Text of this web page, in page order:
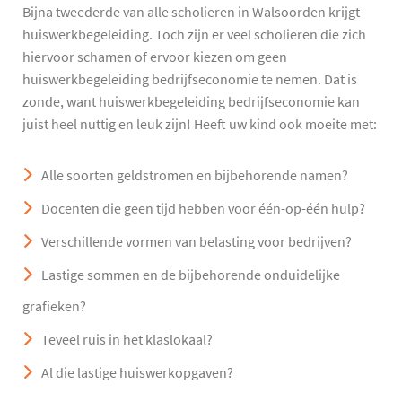
Bijna tweederde van alle scholieren in Walsoorden krijgt
huiswerkbegeleiding. Toch zijn er veel scholieren die zich
hiervoor schamen of ervoor kiezen om geen
huiswerkbegeleiding bedrijfseconomie te nemen. Dat is
zonde, want huiswerkbegeleiding bedrijfseconomie kan
juist heel nuttig en leuk zijn! Heeft uw kind ook moeite met:
Alle soorten geldstromen en bijbehorende namen?
Docenten die geen tijd hebben voor één-op-één hulp?
Verschillende vormen van belasting voor bedrijven?
Lastige sommen en de bijbehorende onduidelijke
grafieken?
Teveel ruis in het klaslokaal?
Al die lastige huiswerkopgaven?